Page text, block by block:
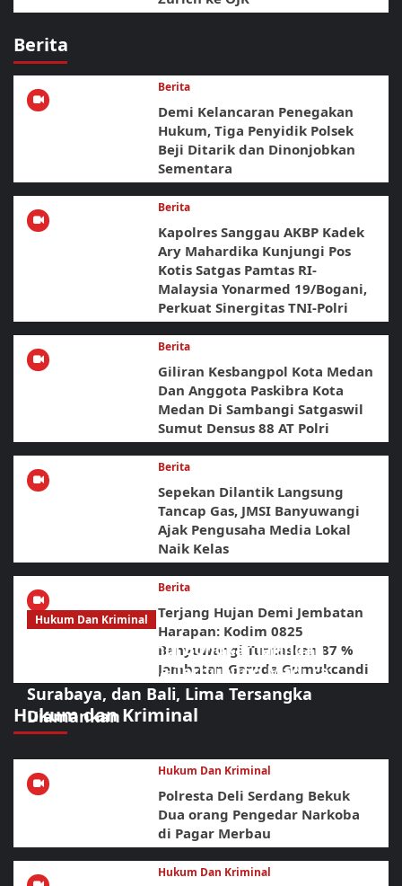
Berita
Berita
Demi Kelancaran Penegakan
Hukum, Tiga Penyidik Polsek
Beji Ditarik dan Dinonjobkan
Sementara
Berita
Kapolres Sanggau AKBP Kadek
Ary Mahardika Kunjungi Pos
Kotis Satgas Pamtas RI-
Malaysia Yonarmed 19/Bogani,
Perkuat Sinergitas TNI-Polri
Berita
Giliran Kesbangpol Kota Medan
Dan Anggota Paskibra Kota
Medan Di Sambangi Satgaswil
Sumut Densus 88 AT Polri
Berita
Sepekan Dilantik Langsung
Tancap Gas, JMSI Banyuwangi
Ajak Pengusaha Media Lokal
Naik Kelas
Berita
Terjang Hujan Demi Jembatan
Harapan: Kodim 0825
Banyuwangi Tuntaskan 87 %
Jembatan Garuda Gumukcandi
Hukum dan Kriminal
Hukum Dan Kriminal
BNNK Banyuwangi Bongkar Jaringan
Narkotika Diduga Terhubung Madura,
Surabaya, dan Bali, Lima Tersangka
Diamankan
Hukum Dan Kriminal
Polresta Deli Serdang Bekuk
Dua orang Pengedar Narkoba
di Pagar Merbau
Hukum Dan Kriminal